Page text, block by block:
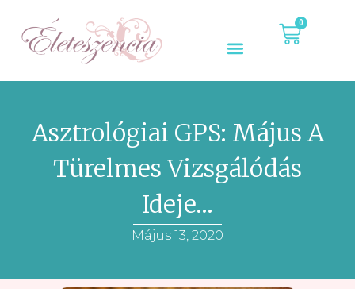
0
Asztrológiai GPS: Május A
Türelmes Vizsgálódás
Ideje…
Május 13, 2020